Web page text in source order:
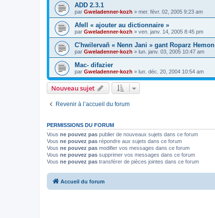
ADD 2.3.1
par Gweladenner-kozh » mer. févr. 02, 2005 9:23 am
Afell « ajouter au dictionnaire »
par Gweladenner-kozh » ven. janv. 14, 2005 8:45 pm
C'hwilervañ « Nenn Jani » gant Roparz Hemon
par Gweladenner-kozh » lun. janv. 03, 2005 10:47 am
Mac- difazier
par Gweladenner-kozh » lun. déc. 20, 2004 10:54 am
Nouveau sujet
Revenir à l’accueil du forum
PERMISSIONS DU FORUM
Vous ne pouvez pas publier de nouveaux sujets dans ce forum
Vous ne pouvez pas répondre aux sujets dans ce forum
Vous ne pouvez pas modifier vos messages dans ce forum
Vous ne pouvez pas supprimer vos messages dans ce forum
Vous ne pouvez pas transférer de pièces jointes dans ce forum
Accueil du forum